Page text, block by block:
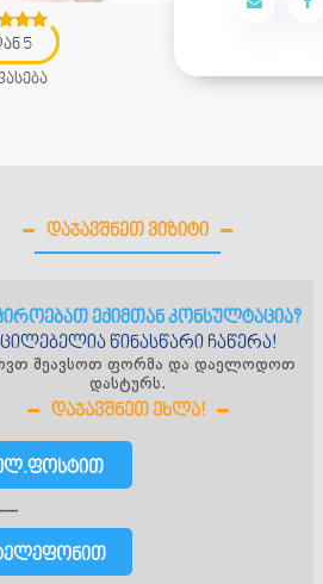
5
ᲓᲐᲯᲐᲕᲨᲜᲔᲗ ᲕᲘᲖᲘᲢᲘ
ექიმთან კონსულტაცია?
წინასწარი ჩაწერა!
შეავსოთ ფორმა და დაელოდოთ
დასტურს.
ᲓᲐᲯᲐᲕᲨᲜᲔᲗ ᲔᲮᲚᲐ!
—